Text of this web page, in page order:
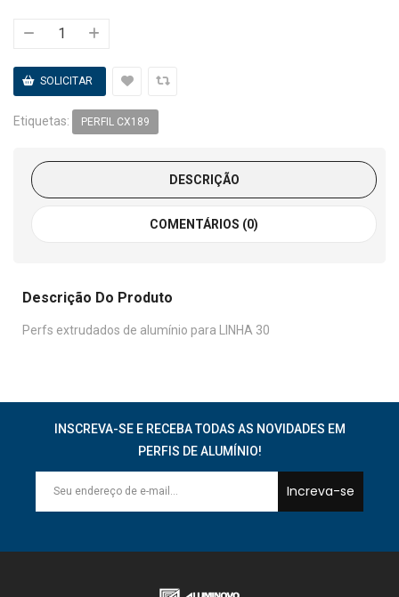
Etiquetas: PERFIL CX189
DESCRIÇÃO
COMENTÁRIOS (0)
Descrição Do Produto
Perfs extrudados de alumínio para LINHA 30
INSCREVA-SE E RECEBA TODAS AS NOVIDADES EM
PERFIS DE ALUMÍNIO!
Increva-se